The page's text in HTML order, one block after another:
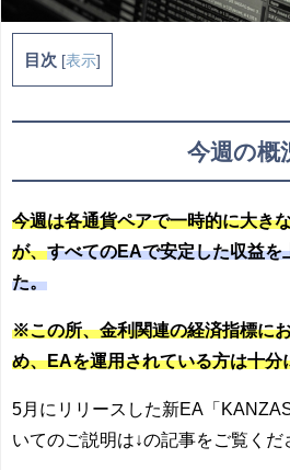
目次 [表示]
今週の概
今週は各通貨ペアで一時的に大き
が、すべてのEAで安定した収益を
た。
※この所、金利関連の経済指標に
め、EAを運用されている方は十分
5月にリリースした新EA「
いてのご説明は↓の記事をご覧くだ